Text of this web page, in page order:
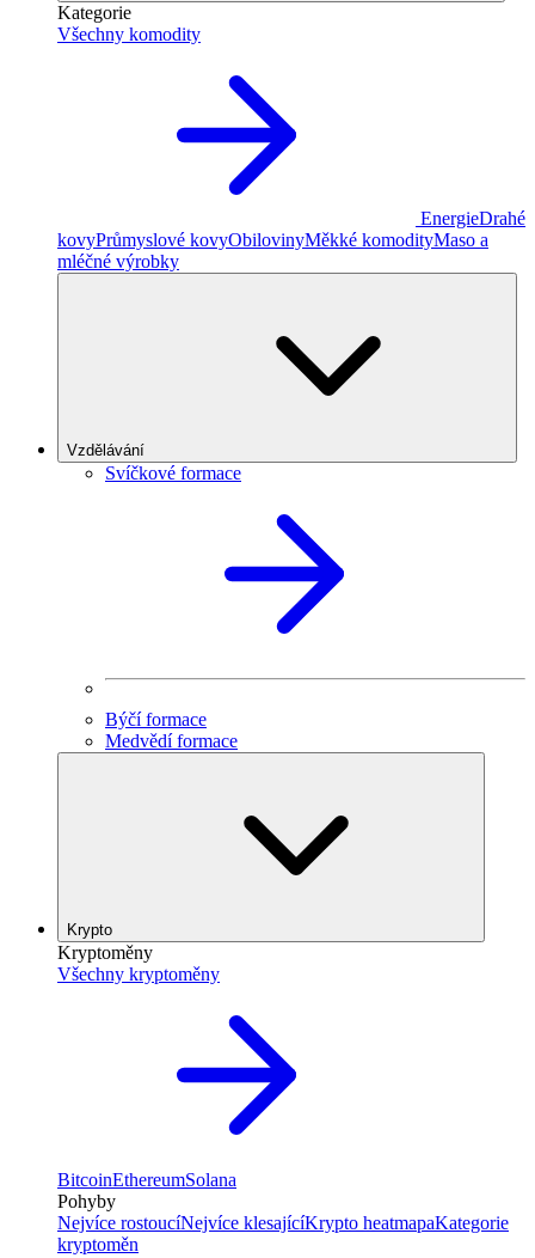
Kategorie
Všechny komodity
EnergieDrahé
kovyPrůmyslové kovyObilovinyMěkké komodityMaso a
mléčné výrobky
Vzdělávání
Svíčkové formace
Býčí formace
Medvědí formace
Krypto
Kryptoměny
Všechny kryptoměny
BitcoinEthereumSolana
Pohyby
Nejvíce rostoucíNejvíce klesajícíKrypto heatmapaKategorie
kryptoměn